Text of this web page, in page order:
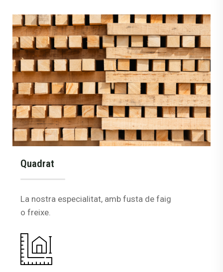
Quadrat
La nostra especialitat, amb fusta de faig
o freixe.